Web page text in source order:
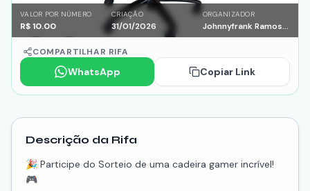
VALOR POR NÚMERO
R$10.00
CRIAÇÃO
31/01/2026
ORGANIZADOR
Johnnyfrank Ramos paixao
COMPARTILHAR RIFA
WhatsApp Copiar Link
Descrição da Rifa
🎉 Participe do Sorteio de uma cadeira gamer incrível!
🎮